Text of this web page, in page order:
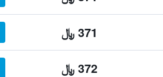
371 ﷼
372 ﷼